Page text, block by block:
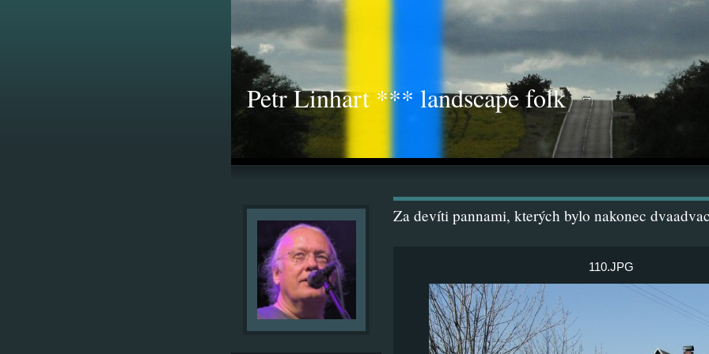
Petr Linhart *** landscape folk
Za devíti pannami, kterých bylo nakonec
110.JPG